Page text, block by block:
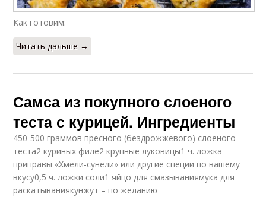
Как готовим:
Читать дальше →
Самса из покупного слоеного
теста с курицей. Ингредиенты
450-500 граммов пресного (бездрожжевого) слоеного
теста2 куриных филе2 крупные луковицы1 ч. ложка
приправы «Хмели-сунели» или другие специи по вашему
вкусу0,5 ч. ложки соли1 яйцо для смазываниямука для
раскатываниякунжут – по желанию